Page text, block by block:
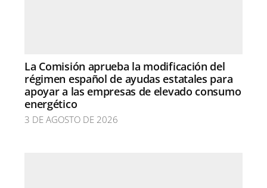
La Comisión aprueba la modificación del
régimen español de ayudas estatales para
apoyar a las empresas de elevado consumo
energético
3 DE AGOSTO DE 2026